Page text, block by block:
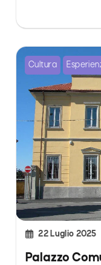
Cultura
Palazzo
22 Luglio 2025